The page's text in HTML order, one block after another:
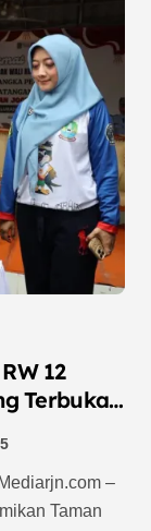
12
Terbuka
Diri,
Taman